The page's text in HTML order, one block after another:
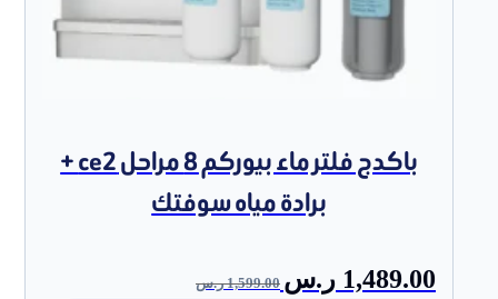
باكدج فلتر ماء بيوركم 8 مراحل ce2 +
برادة مياه سوفتك
1,489.00 ر.س 1,599.00 ر.س